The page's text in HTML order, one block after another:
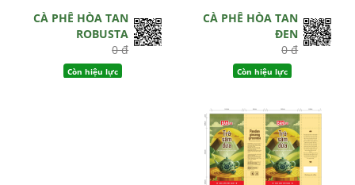
CÀ PHÊ HÒA TAN
ROBUSTA
0 đ
Còn hiệu lực
CÀ PHÊ HÒA TAN
ĐEN
0 đ
Còn hiệu lực